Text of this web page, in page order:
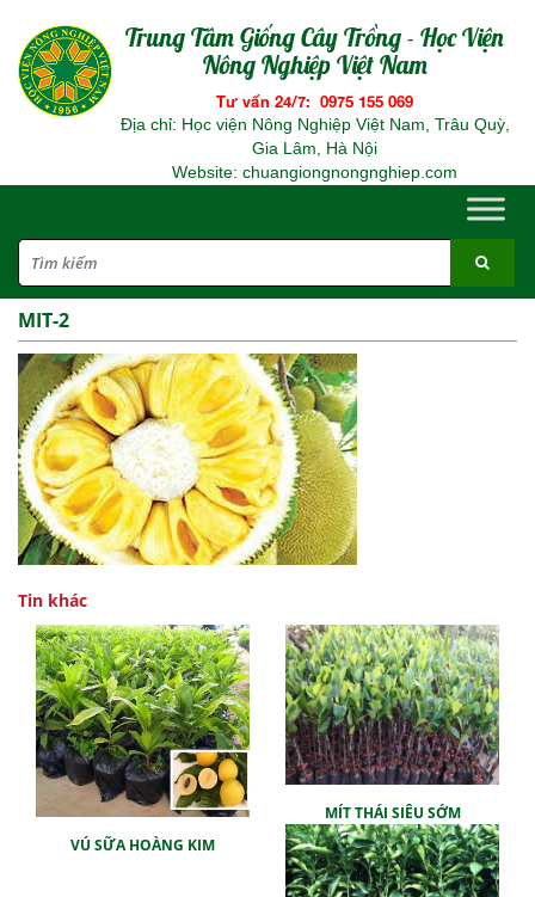
Trung Tâm Giống Cây Trồng - Học Viện
Nông Nghiệp Việt Nam
Tư vấn 24/7: 0975 155 069
Địa chỉ: Học viện Nông Nghiệp Việt Nam, Trâu Quỳ,
Gia Lâm, Hà Nội
Website: chuangiongnongnghiep.com
MIT-2
Tin khác
VÚ SỮA HOÀNG KIM
MÍT THÁI SIÊU SỚM